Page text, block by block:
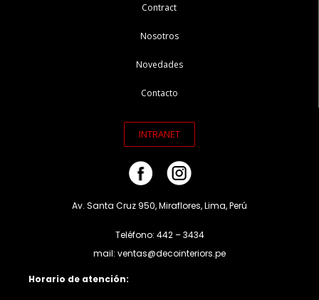
Contract
Nosotros
Novedades
Contacto
INTRANET
Av. Santa Cruz 950, Miraflores, Lima, Perú
Teléfono: 442 – 3434
mail: ventas@decointeriors.pe
Horario de atención: